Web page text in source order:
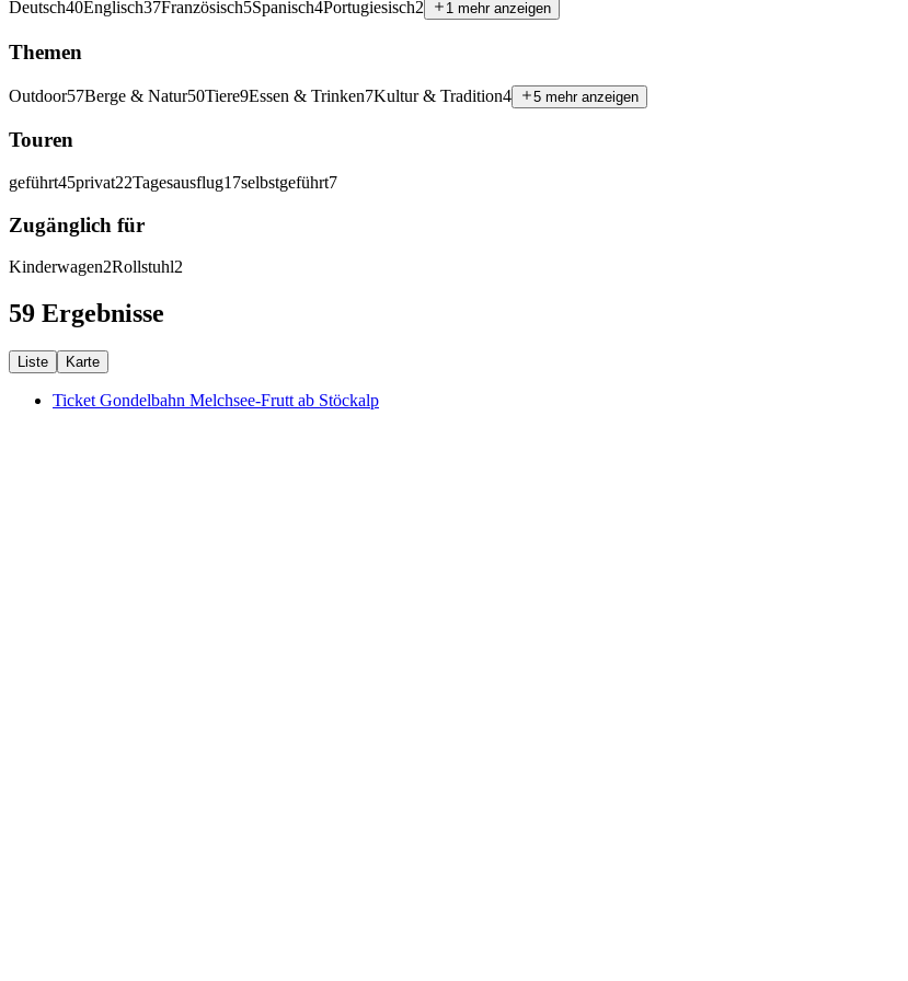
Deutsch40Englisch37Französisch5Spanisch4Portugiesisch2 1 mehr anzeigen
Themen
Outdoor57Berge & Natur50Tiere9Essen & Trinken7Kultur & Tradition4 5 mehr anzeigen
Touren
geführt45privat22Tagesausflug17selbstgeführt7
Zugänglich für
Kinderwagen2Rollstuhl2
59 Ergebnisse
Liste Karte
Ticket Gondelbahn Melchsee-Frutt ab Stöckalp